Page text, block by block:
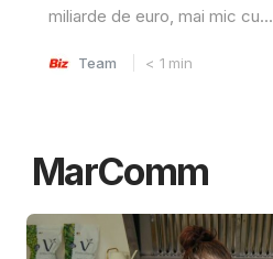
miliarde de euro, mai mic cu...
Team < 1 min
MarComm